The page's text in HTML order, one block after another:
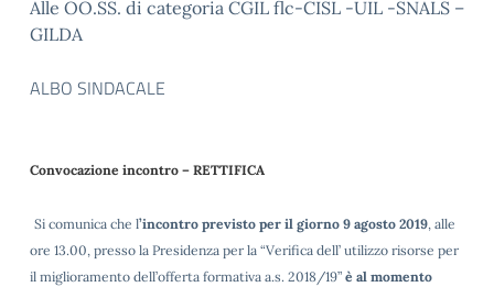
Alle OO.SS. di categoria CGIL flc-CISL -UIL -SNALS –
GILDA
ALBO SINDACALE
Convocazione incontro – RETTIFICA
Si comunica che l’incontro previsto per il giorno 9 agosto 2019, alle
ore 13.00, presso la Presidenza per la “Verifica dell’ utilizzo risorse per
il miglioramento dell’offerta formativa a.s. 2018/19” è al momento